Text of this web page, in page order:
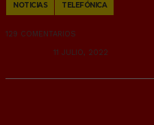
Link
NOTICIAS TELEFÓNICA
129 COMENTARIOS
11 JULIO, 2022